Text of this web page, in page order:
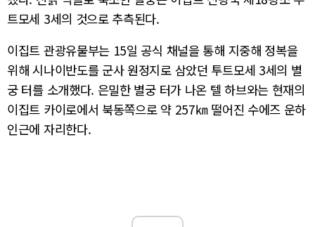
트모세 3세의 것으로 추측된다.
이집트 관광유물부는 15일 공식 채널을 통해 지중해 정복을
위해 시나이반도를 군사 원정지로 삼았던 투트모세 3세의 별
궁 터를 소개했다. 은밀한 별궁 터가 나온 텔 하브와는 현재의
이집트 카이로에서 북동쪽으로 약 257㎞ 떨어진 수에즈 운하
인근에 자리한다.